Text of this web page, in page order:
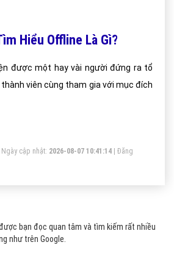
Hiểu Offline Là Gì?
một hay vài người đứng ra tổ
viên cùng tham gia với mục đích
| Ngày cập nhật: 2026-08-07 10:41:14
Đăng
bạn đọc quan tâm và tìm kiếm rất nhiều
như trên Google.